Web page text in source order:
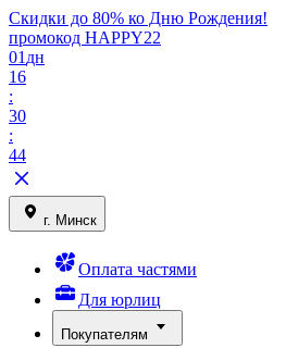
Скидки до 80% ко Дню Рождения!
промокод HAPPY22
01 дн
16
:
30
:
44
г. Минск
Оплата частями
Для юрлиц
Покупателям